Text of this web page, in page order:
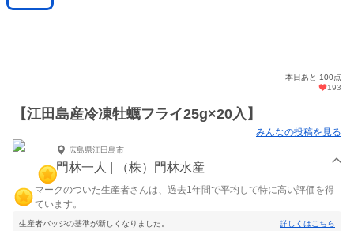
本日あと 100点
193
【江田島産冷凍牡蠣フライ25g×20入】
みんなの投稿を見る
広島県江田島市
門林一人 | （株）門林水産
マークのついた生産者さんは、過去1年間で平均して特に高い評価を得
ています。
生産者バッジの基準が新しくなりました。 詳しくはこちら